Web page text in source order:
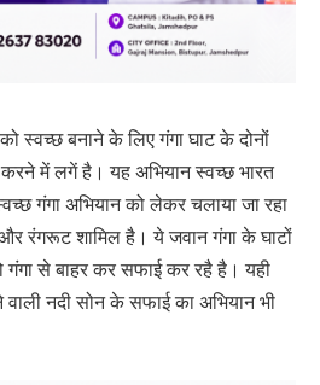
स्वच्छ बनाने के लिए गंगा घाट के दोनों
में लगें है। यह अभियान स्वच्छ भारत
गंगा अभियान को लेकर चलाया जा रहा
रंगरूट शामिल है। ये जवान गंगा के घाटों
से बाहर कर सफाई कर रहै है। यही
नदी सोन के सफाई का अभियान भी